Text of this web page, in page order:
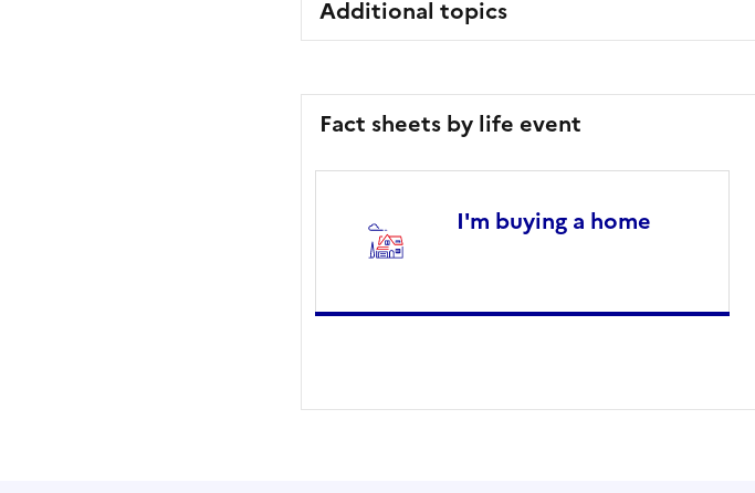
Additional topics
Fact sheets by life event
I'm buying a home